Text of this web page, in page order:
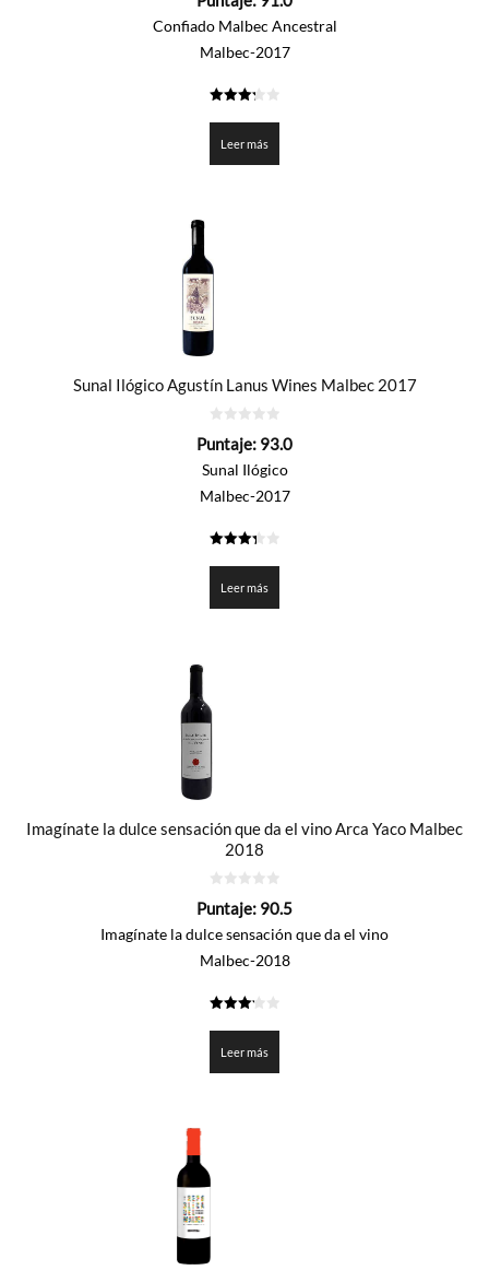
Confiado Malbec Ancestral
Malbec-2017
Leer más
Sunal Ilógico Agustín Lanus Wines Malbec 2017
de
Puntaje: 93.0
Sunal Ilógico
Malbec-2017
de 5
Leer más
Imagínate la dulce sensación que da el vino Arca Yaco Malbec
2018
de
Puntaje: 90.5
Imagínate la dulce sensación que da el vino
Malbec-2018
de 5
Leer más